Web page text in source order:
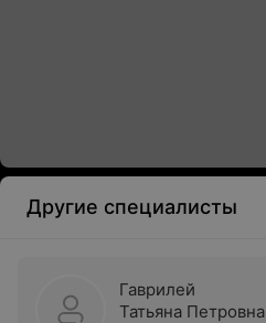
Другие специалисты
Гаврилей
Татьяна Петровна